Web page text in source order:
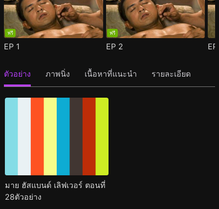
ฟรี
EP 1
ฟรี
EP 2
ตัวอย่าง ภาพนิ่ง เนื้อหาที่แนะนำ รายละเอียด
มาย ฮัสแบนด์ เลิฟเวอร์ ตอนที่
28ตัวอย่าง